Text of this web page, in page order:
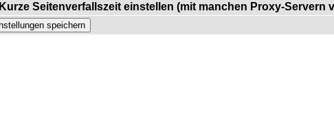
Kurze Seitenverfallszeit einstellen (mit manchen Proxy-Servern